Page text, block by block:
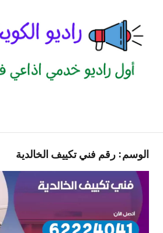
المحتوى
الكويت
للاعلانات
بالكويت
الوسم: رقم فني تكييف الخالدية